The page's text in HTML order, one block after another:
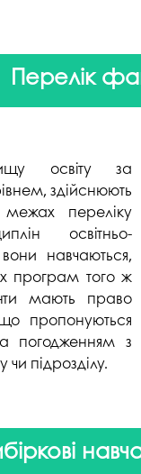
Перелік
освіту за
здійснюють
переліку
освітньо-
навчаються,
програм того ж
мають право
пропонуються
погодженням з
чи підрозділу.